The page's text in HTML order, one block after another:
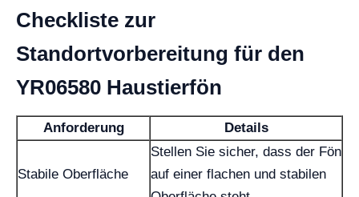
Checkliste zur
Standortvorbereitung für den
YR06580 Haustierfön
Anforderung Details
Stabile Oberfläche
Stellen Sie sicher, dass der Fön
auf einer flachen und stabilen